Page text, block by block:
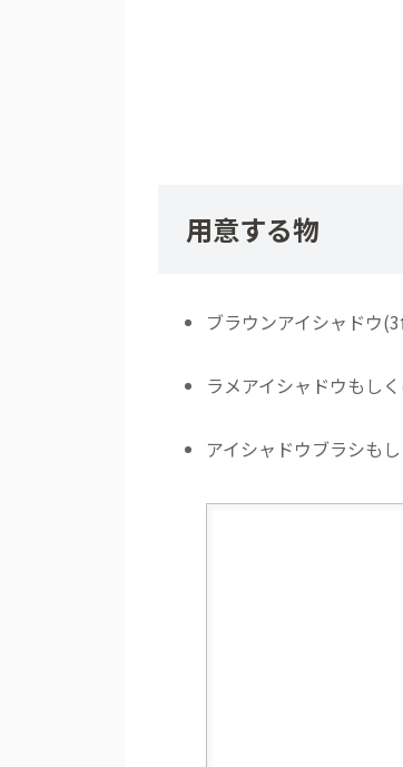
用意する物
ブラウンアイシャドウ
ラメアイシャドウもし
アイシャドウブラシも